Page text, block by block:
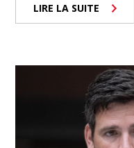
LIRE LA SUITE